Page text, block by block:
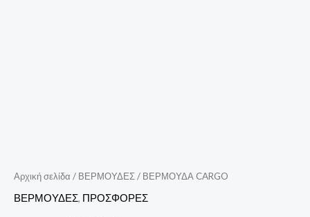
Αρχική σελίδα / ΒΕΡΜΟΥΔΕΣ / ΒΕΡΜΟΥΔΑ CARGO
ΒΕΡΜΟΥΔΕΣ, ΠΡΟΣΦΟΡΕΣ